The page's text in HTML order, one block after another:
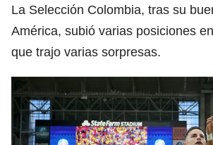
La Selección Colombia, tras su
América, subió varias posiciones
que trajo varias sorpresas.